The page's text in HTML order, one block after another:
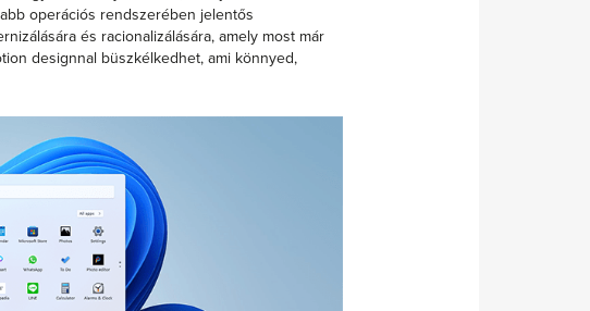
operációs rendszerében jelentős
és racionalizálására, amely most már
designnal büszkélkedhet, ami könnyed,